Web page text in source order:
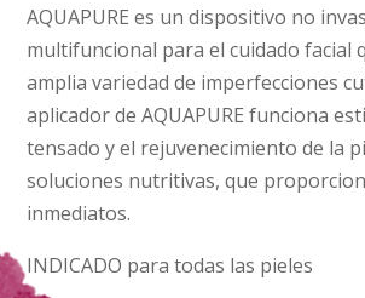
AQUAPURE es un dispositivo no
multifuncional para el cuidado facial
amplia variedad de imperfecciones
aplicador de AQUAPURE funciona
tensado y el rejuvenecimiento de la
soluciones nutritivas, que
inmediatos.
INDICADO para todas las pieles